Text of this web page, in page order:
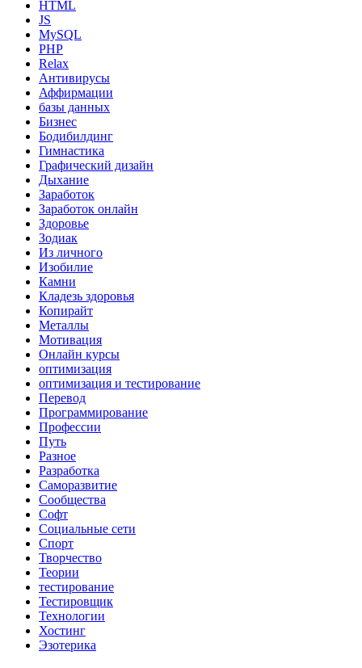
HTML
JS
MySQL
PHP
Relax
Антивирусы
Аффирмации
базы данных
Бизнес
Бодибилдинг
Гимнастика
Графический дизайн
Дыхание
Заработок
Заработок онлайн
Здоровье
Зодиак
Из личного
Изобилие
Камни
Кладезь здоровья
Копирайт
Металлы
Мотивация
Онлайн курсы
оптимизация
оптимизация и тестирование
Перевод
Программирование
Профессии
Путь
Разное
Разработка
Саморазвитие
Сообщества
Софт
Социальные сети
Спорт
Творчество
Теории
тестирование
Тестировщик
Технологии
Хостинг
Эзотерика